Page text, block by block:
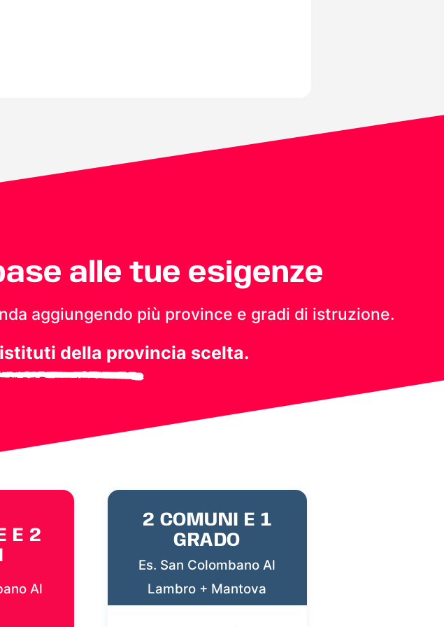
alle tue esigenze
aggiungendo più province e gradi di istruzione.
della provincia scelta.
E 2
Al
2 COMUNI E 1
GRADO
Es. San Colombano Al
Lambro + Mantova